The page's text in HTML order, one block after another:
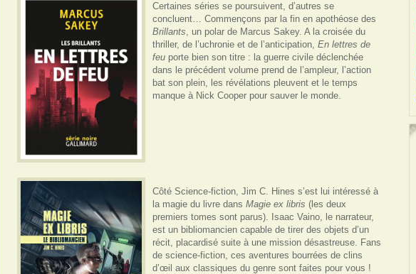
Certaines séries se poursuivent, d’autres se
concluent… Commençons par la fin en apothéose des
Brillants, un polar de Marcus Sakey. A la croisée du
thriller, de l’uchronie et de l’anticipation, En lettres de
feuporte bien son titre : la guerre civile déclenchée
dans le précédent volume prend de l’ampleur, l’action
bat son plein, les révélations pleuvent et le temps
manque à Nick Cooper pour sauver le monde.
Côté Science-fiction, Jim C. Hines s’est lui intéressé à
la magie du livre dans Magie ex libris (les deux
premiers tomes sont parus). Isaac Vaino, le narrateur,
est un bibliomancien capable de tirer des objets d’un
récit, placardisé suite à une mission désastreuse. Fans
de science-fiction, ces aventures bourrées de clins
d’œil aux classiques du genre sont faites pour vous !